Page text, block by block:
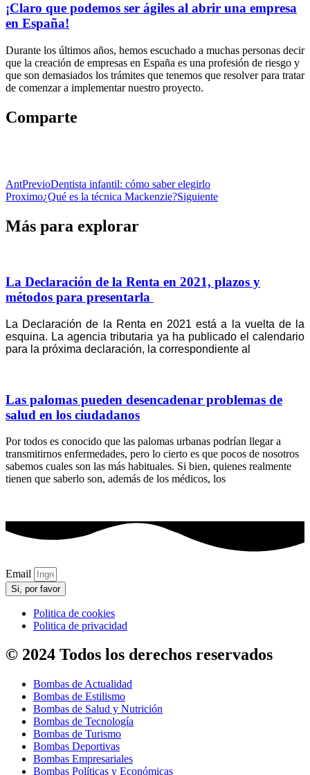
¡Claro que podemos ser ágiles al abrir una empresa
en España!
Durante los últimos años, hemos escuchado a muchas personas decir
que la creación de empresas en España es una profesión de riesgo y
que son demasiados los trámites que tenemos que resolver para tratar
de comenzar a implementar nuestro proyecto.
Comparte
AntPrevioDentista infantil: cómo saber elegirlo
Proximo¿Qué es la técnica Mackenzie?Siguiente
Más para explorar
La Declaración de la Renta en 2021, plazos y
métodos para presentarla
La Declaración de la Renta en 2021 está a la vuelta de la
esquina. La agencia tributaria ya ha publicado el calendario
para la próxima declaración, la correspondiente al
Las palomas pueden desencadenar problemas de
salud en los ciudadanos
Por todos es conocido que las palomas urbanas podrían llegar a
transmitirnos enfermedades, pero lo cierto es que pocos de nosotros
sabemos cuales son las más habituales. Si bien, quienes realmente
tienen que saberlo son, además de los médicos, los
Email
Si, por favor
Politica de cookies
Politica de privacidad
© 2024 Todos los derechos reservados
Bombas de Actualidad
Bombas de Estilismo
Bombas de Salud y Nutrición
Bombas de Tecnología
Bombas de Turismo
Bombas Deportivas
Bombas Empresariales
Bombas Políticas y Económicas